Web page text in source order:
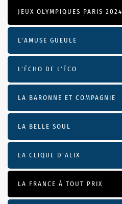
JEUX OLYMPIQUES PARIS 2024
L'AMUSE GUEULE
L’ÉCHO DE L’ÉCO
LA BARONNE ET COMPAGNIE
LA BELLE SOUL
LA CLIQUE D'ALIX
LA FRANCE À TOUT PRIX